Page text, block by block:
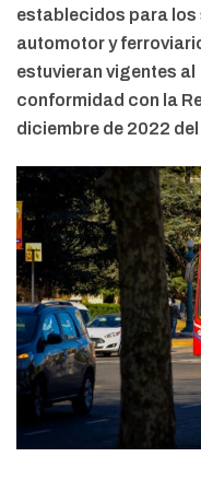
establecidos para
automotor y
estuvieran vigentes al
conformidad con la
diciembre de 2022 del